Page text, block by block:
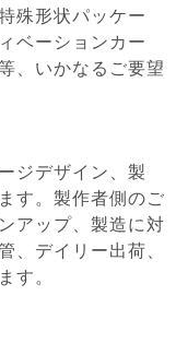
殊形状パッケー
ベーションカー
、いかなるご要望
ジデザイン、製
す。製作者側のご
アップ、製造に対
、デイリー出荷、
す。